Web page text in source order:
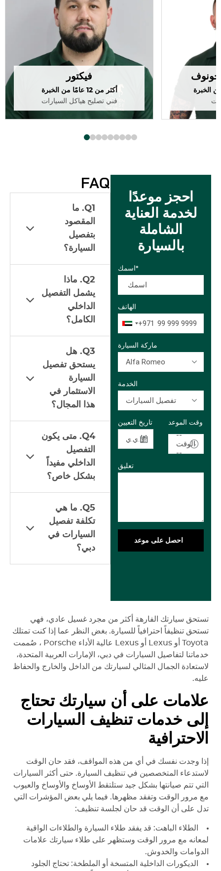
فيكتور
أكثر من 12 عامًا من الخبرة
فني تصليح هياكل السيارات
FAQ
Q1. ما
المقصود
بتفصيل
السيارة؟
Q2. ماذا
يشمل التفصيل
الداخلي
الكامل؟
Q3. هل
يستحق تفصيل
السيارة
الاستثمار في
هذا المجال؟
Q4. متى يكون
التفصيل
الداخلي مفيداً
بشكل خاص؟
Q5. ما هي
تكلفة تفصيل
السيارات في
دبي؟
احجز موعدًا
لخدمة العناية
الشاملة
بالسيارة
اسمك*
الهاتف
+971
ماركة السيارة
Alfa Romeo
الخدمة
تفصيل السيارات
تاريخ التعيين وقت الموعد
--
الوقت
--
تعليق
احصل على موعد
تستحق سيارتك الفارهة أكثر من مجرد غسيل عادي، فهي
تستحق تنظيفاً احترافياً للسيارة. بغض النظر عما إذا كنت تمتلك
Toyota
أو Lexus أو Lexus عالية الأداء Porsche ، صُممت
خدماتنا لتفاصيل السيارات في دبي، الإمارات العربية المتحدة،
لاستعادة الجمال المثالي لسيارتك من الداخل والخارج والحفاظ
عليه.
علامات على أن سيارتك تحتاج
إلى خدمات تنظيف السيارات
الاحترافية
إذا وجدت نفسك في أي من هذه المواقف، فقد حان الوقت
لاستدعاء المتخصصين في تنظيف السيارة. حتى أكثر السيارات
التي تتم صيانتها بشكل جيد ستلتقط الأوساخ والأوساخ والعيوب
مع مرور الوقت وتفقد مظهرها. فيما يلي بعض المؤشرات التي
تدل على أن الوقت قد حان لجلسة تنظيف:
الطلاء الباهت: قد يفقد طلاء السيارة والطلاءات الواقية
لمعانه مع مرور الوقت وستظهر على طلاء سيارتك علامات
الدوامات والخدوش.
الديكورات الداخلية المتسخة أو الملطخة: تحتاج الجلود